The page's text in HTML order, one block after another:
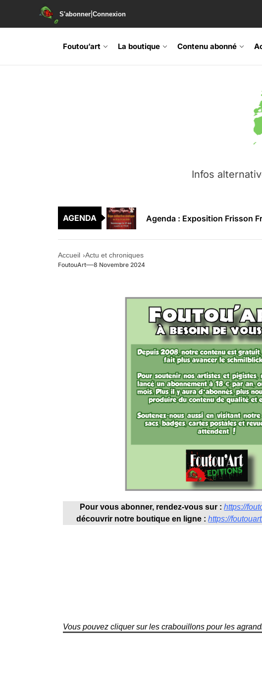
S'abonner Connexion
Foutou’art La boutique Contenu abonné
Infos
AGENDA
Agenda : Exposition Frisson
Retrouvez-nous au Bos’Tock
Soirée de lancement –
Agenda : Grand
Accueil Actu et chroniques
FoutouArt 8 Novembre 2024
Pour vous abonner, rendez-vous sur : https://
découvrir notre boutique en ligne : https://
Vous pouvez cliquer sur les crabouillons pour les